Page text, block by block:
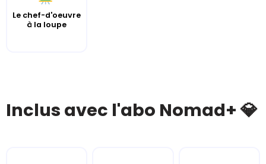
Le chef-d'oeuvre
à la loupe
Inclus avec l'abo Nomad+ 💎